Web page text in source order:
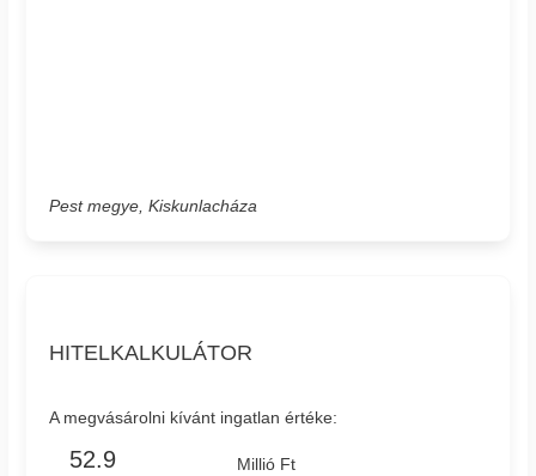
Pest megye, Kiskunlacháza
HITELKALKULÁTOR
A megvásárolni kívánt ingatlan értéke:
Millió Ft